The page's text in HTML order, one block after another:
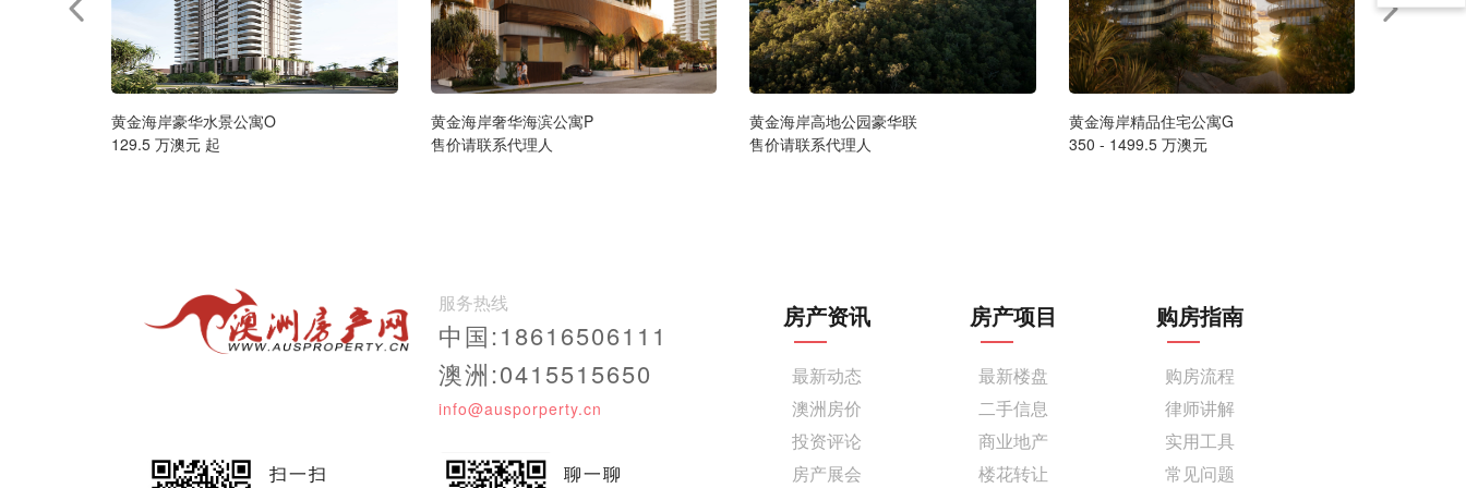
黄金海岸豪华水景公寓O
129.5 万澳元 起
黄金海岸奢华海滨公寓P
售价请联系代理人
黄金海岸高地公园豪华联
售价请联系代理人
黄金海岸精品住宅公寓G
350 - 1499.5 万澳元
服务热线
中国:18616506111
澳洲:0415515650
info@ausporperty.cn
扫一扫 聊一聊
房产资讯
最新动态
澳洲房价
投资评论
房产展会
房产项目
最新楼盘
二手信息
商业地产
楼花转让
购房指南
购房流程
律师讲解
实用工具
常见问题